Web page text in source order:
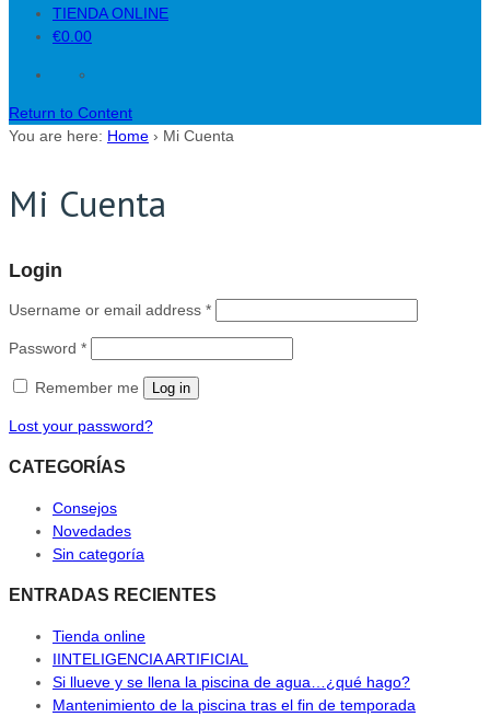
TIENDA ONLINE
€0.00
Return to Content
You are here: Home › Mi Cuenta
Mi Cuenta
Login
Username or email address *
Password *
Remember me Log in
Lost your password?
CATEGORÍAS
Consejos
Novedades
Sin categoría
ENTRADAS RECIENTES
Tienda online
IINTELIGENCIA ARTIFICIAL
Si llueve y se llena la piscina de agua…¿qué hago?
Mantenimiento de la piscina tras el fin de temporada